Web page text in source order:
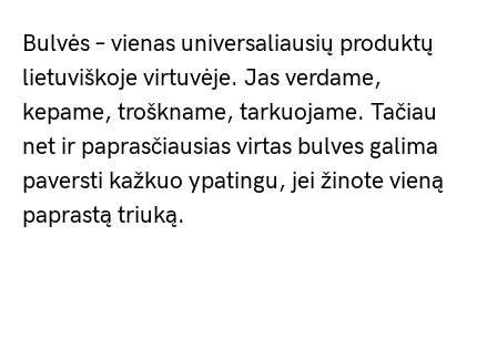
Bulvės – vienas universaliausių produktų
lietuviškoje virtuvėje. Jas verdame,
kepame, troškname, tarkuojame. Tačiau
net ir paprasčiausias virtas bulves galima
paversti kažkuo ypatingu, jei žinote vieną
paprastą triuką.